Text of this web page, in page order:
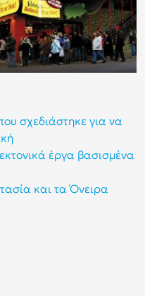
σχεδιάστηκε για να
έργα βασισμένα
και τα Όνειρα